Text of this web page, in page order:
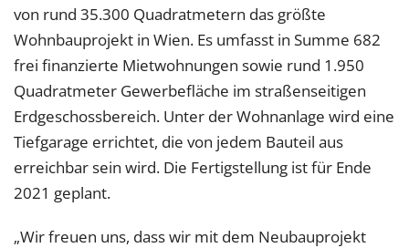
von rund 35.300 Quadratmetern das größte
Wohnbauprojekt in Wien. Es umfasst in Summe 682
frei finanzierte Mietwohnungen sowie rund 1.950
Quadratmeter Gewerbefläche im straßenseitigen
Erdgeschossbereich. Unter der Wohnanlage wird eine
Tiefgarage errichtet, die von jedem Bauteil aus
erreichbar sein wird. Die Fertigstellung ist für Ende
2021 geplant.
„Wir freuen uns, dass wir mit dem Neubauprojekt